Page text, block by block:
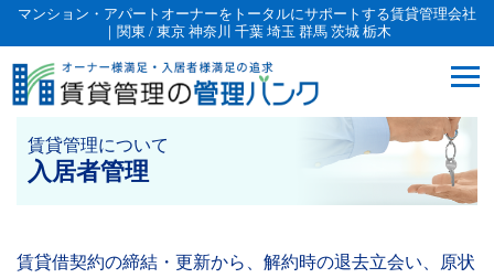
マンション・アパートオーナーをトータルにサポートする賃貸管理会社
｜関東 / 東京 神奈川 千葉 埼玉 群馬 茨城 栃木
賃貸管理について
入居者管理
賃貸借契約の締結・更新から、解約時の退去立会い、原状